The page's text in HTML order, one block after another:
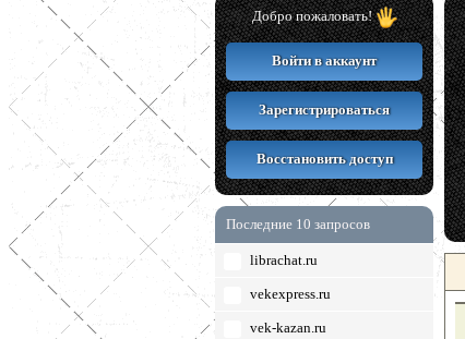
Добро пожаловать!
Войти в аккаунт
Зарегистрироваться
Восстановить доступ
Последние 10 запросов
librachat.ru
vekexpress.ru
vek-kazan.ru